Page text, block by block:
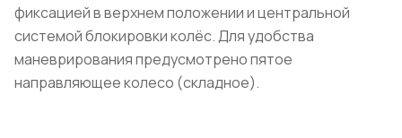
фиксацией в верхнем положении и центральной
системой блокировки колёс. Для удобства
маневрирования предусмотрено пятое
направляющее колесо (складное).